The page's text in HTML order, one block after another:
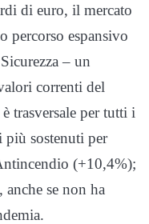
di euro, il mercato
percorso espansivo
– un
correnti del
trasversale per tutti i
sostenuti per
(+10,4%);
se non ha